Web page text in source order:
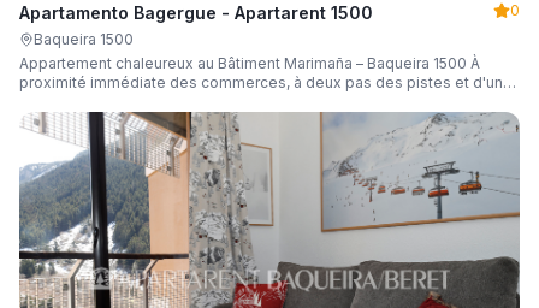
Apartamento Bagergue - Apartarent 1500
0
Baqueira 1500
Appartement chaleureux au Bâtiment Marimaña – Baqueira 1500 À
proximité immédiate des commerces, à deux pas des pistes et d'une